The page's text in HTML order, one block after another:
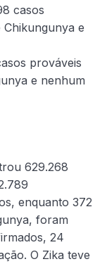
casos
Chikungunya e
prováveis
e nenhum
629.268
enquanto 372
foram
24
O Zika teve